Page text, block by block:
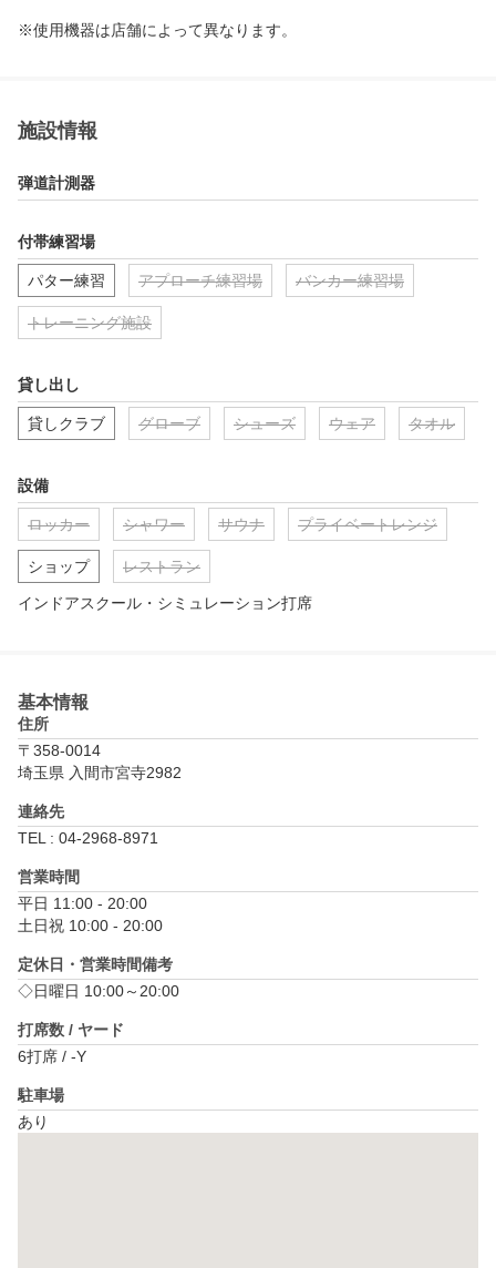
※使用機器は店舗によって異なります。
施設情報
弾道計測器
付帯練習場
パター練習 アプローチ練習場 バンカー練習場
トレーニング施設
貸し出し
貸しクラブ グローブ シューズ ウェア タオル
設備
ロッカー シャワー サウナ プライベートレンジ
ショップ レストラン
インドアスクール・シミュレーション打席
基本情報
住所
〒358-0014
埼玉県 入間市宮寺2982
連絡先
TEL : 04-2968-8971
営業時間
平日 11:00 - 20:00
土日祝 10:00 - 20:00
定休日・営業時間備考
◇日曜日 10:00～20:00
打席数 / ヤード
6打席 / -Y
駐車場
あり